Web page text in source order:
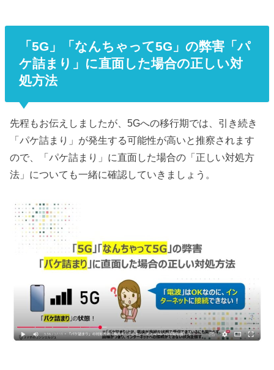
「5G」「なんちゃって5G」の弊害「パ
ケ詰まり」に直面した場合の正しい対
処方法
先程もお伝えしましたが、5Gへの移行期では、引き続き
「パケ詰まり」が発生する可能性が高いと推察されます
ので、「パケ詰まり」に直面した場合の「正しい対処方
法」についても一緒に確認していきましょう。